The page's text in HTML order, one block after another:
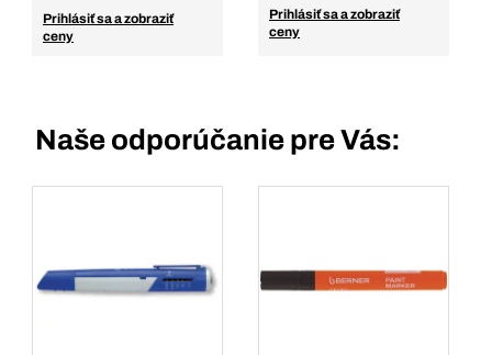
Prihlásiť sa a zobraziť
ceny
Prihlásiť sa a zobraziť
ceny
Naše odporúčanie pre Vás: